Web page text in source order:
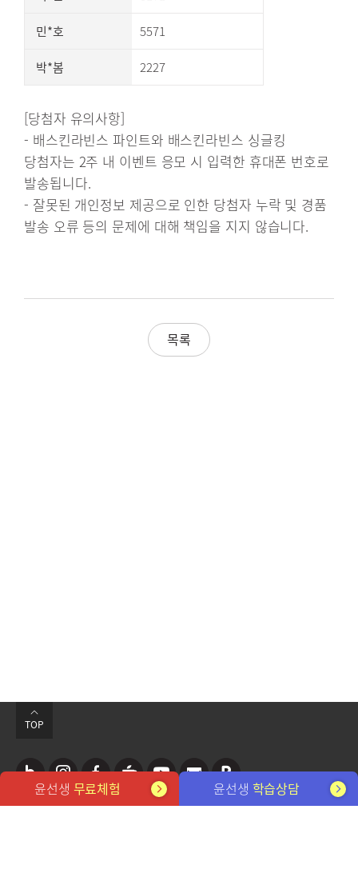
민*호 5571
박*봄 2227
[당첨자 유의사항]
- 배스킨라빈스 파인트와 배스킨라빈스 싱글킹
당첨자는 2주 내 이벤트 응모 시 입력한 휴대폰 번호로
발송됩니다.
- 잘못된 개인정보 제공으로 인한 당첨자 누락 및 경품
발송 오류 등의 문제에 대해 책임을 지지 않습니다.
목록
윤선생 무료체험 윤선생 학습상담
네
인
페
유
포
TOP